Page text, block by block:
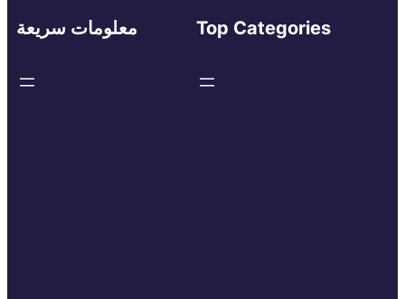
معلومات سريعة Top Categories